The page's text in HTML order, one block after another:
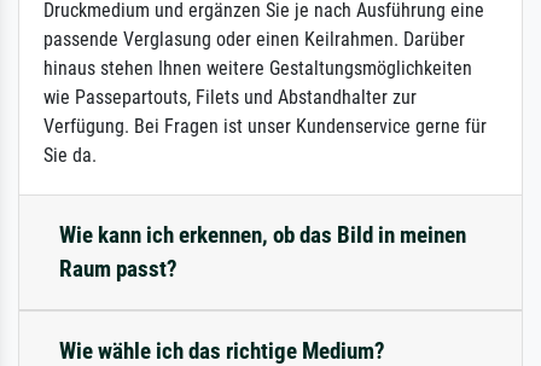
Druckmedium und ergänzen Sie je nach Ausführung eine
passende Verglasung oder einen Keilrahmen. Darüber
hinaus stehen Ihnen weitere Gestaltungsmöglichkeiten
wie Passepartouts, Filets und Abstandhalter zur
Verfügung. Bei Fragen ist unser Kundenservice gerne für
Sie da.
Wie kann ich erkennen, ob das Bild in meinen
Raum passt?
Wie wähle ich das richtige Medium?